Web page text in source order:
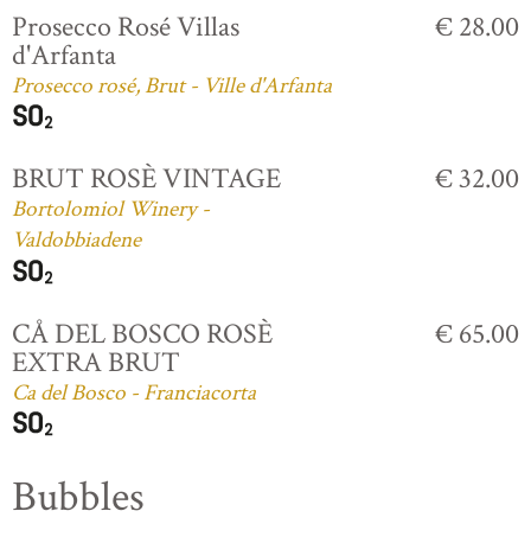
Prosecco Rosé Villas
d'Arfanta
Prosecco rosé, Brut - Ville d'Arfanta
€ 28.00
BRUT ROSÈ VINTAGE
Bortolomiol Winery -
Valdobbiadene
€ 32.00
CÅ DEL BOSCO ROSÈ
EXTRA BRUT
Ca del Bosco - Franciacorta
€ 65.00
Bubbles